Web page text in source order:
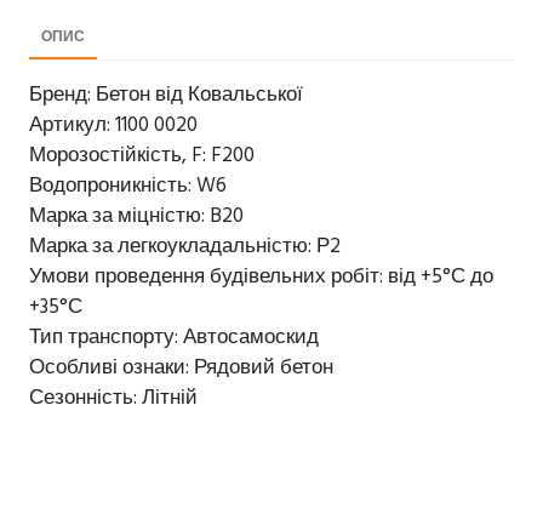
ОПИС
Бренд: Бетон від Ковальської
Артикул: 1100 0020
Морозостійкість, F: F200
Водопроникність: W6
Марка за міцністю: B20
Марка за легкоукладальністю: Р2
Умови проведення будівельних робіт: від +5°С до
+35°С
Тип транспорту: Автосамоскид
Особливі ознаки: Рядовий бетон
Сезонність: Літній